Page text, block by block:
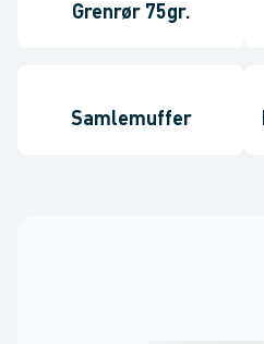
Grenrør 75gr.
Samlemuffer